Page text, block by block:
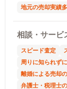
地元の売却実績
相談・サービ
スピード査定
周りに知られず
離婚による売却
弁護士・税理士